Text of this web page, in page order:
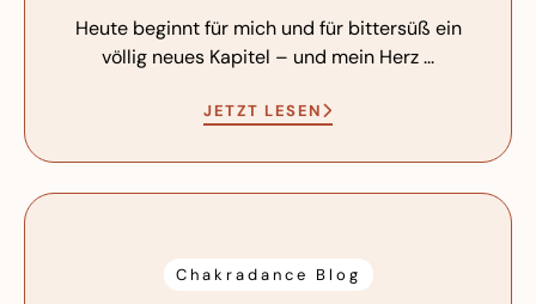
Heute beginnt für mich und für bittersüß ein
völlig neues Kapitel – und mein Herz ...
JETZT LESEN
Chakradance Blog